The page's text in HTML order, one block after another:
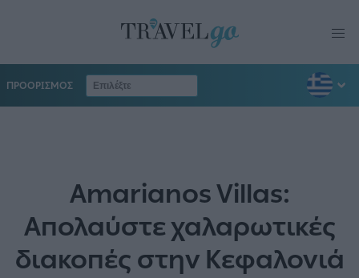
ΠΡΟΟΡΙΣΜΟΣ
Amarianos Villas:
Απολαύστε χαλαρωτικές
διακοπές στην Κεφαλονιά